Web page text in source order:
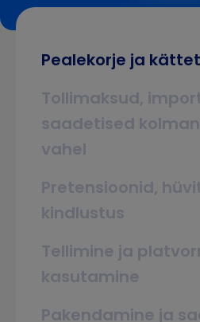
Pealekorje ja
Tollimaksud,
saadetised
vahel
Pretensioonid,
kindlustus
Tellimine ja
kasutamine
Pakendamine ja